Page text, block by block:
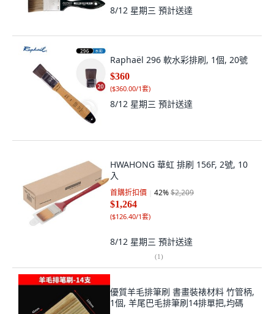
8/12 星期三 預計送達
Raphaël 296 軟水彩排刷, 1個, 20號
$360
($360.00/1套)
8/12 星期三 預計送達
HWAHONG 華虹 排刷 156F, 2號, 10
入
首購折扣價 42%$2,209
$1,264
($126.40/1套)
8/12 星期三 預計送達
(1)
優質羊毛排筆刷 書畫裝裱材料 竹管柄,
1個, 羊尾巴毛排筆刷14排單把,均碼